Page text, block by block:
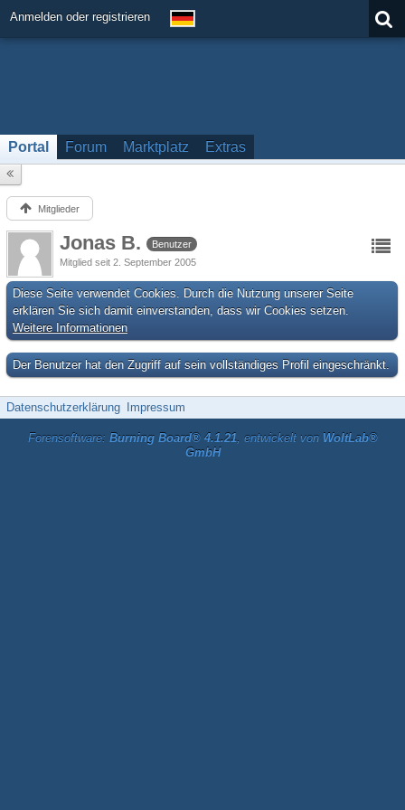
Anmelden oder registrieren
Portal Forum Marktplatz Extras
Mitglieder
Jonas B.
Benutzer
Mitglied seit 2. September 2005
Diese Seite verwendet Cookies. Durch die Nutzung unserer Seite
erklären Sie sich damit einverstanden, dass wir Cookies setzen.
Weitere Informationen
Der Benutzer hat den Zugriff auf sein vollständiges Profil eingeschränkt.
Datenschutzerklärung Impressum
Forensoftware: Burning Board® 4.1.21, entwickelt von WoltLab®
GmbH